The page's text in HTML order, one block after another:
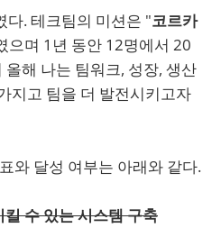
다. 테크팀의 미션은 "코르카
으며 1년 동안 12명에서 20
해 나는 팀워크, 성장, 생산
지고 팀을 더 발전시키고자
와 달성 여부는 아래와 같다.
수 있는 시스템 구축